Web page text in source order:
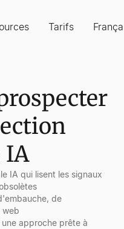
Tarifs
IA
IA qui lisent les signaux
de
web
approche prête à